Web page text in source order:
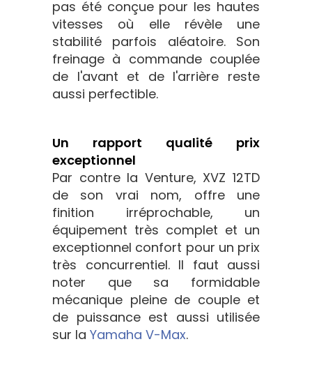
pas été conçue pour les hautes
vitesses où elle révèle une
stabilité parfois aléatoire. Son
freinage à commande couplée
de l'avant et de l'arrière reste
aussi perfectible.
Un rapport qualité prix
exceptionnel
Par contre la Venture, XVZ 12TD
de son vrai nom, offre une
finition irréprochable, un
équipement très complet et un
exceptionnel confort pour un prix
très concurrentiel. Il faut aussi
noter que sa formidable
mécanique pleine de couple et
de puissance est aussi utilisée
sur la Yamaha V-Max.